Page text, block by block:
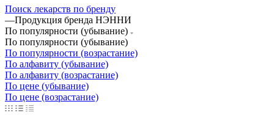
Поиск лекарств по бренду
—Продукция бренда НЭННИ
По популярности (убывание)
По популярности (убывание)
По популярности (возрастание)
По алфавиту (убывание)
По алфавиту (возрастание)
По цене (убывание)
По цене (возрастание)